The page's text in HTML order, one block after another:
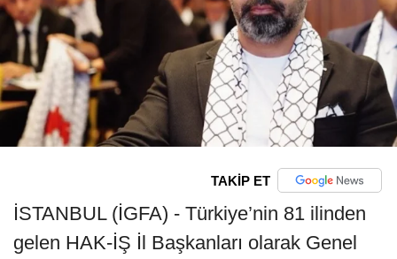
TAKİP ET
İSTANBUL (İGFA) - Türkiye’nin 81 ilinden
gelen HAK-İŞ İl Başkanları olarak Genel